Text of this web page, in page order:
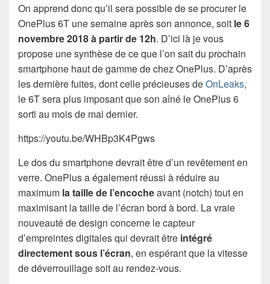
On apprend donc qu’il sera possible de se procurer le
OnePlus 6T une semaine après son annonce, soit le 6
novembre 2018 à partir de 12h. D’ici là je vous
propose une synthèse de ce que l’on sait du prochain
smartphone haut de gamme de chez OnePlus. D’après
les dernière fuites, dont celle précieuses deOnLeaks,
le 6T sera plus imposant que son aîné le OnePlus 6
sorti au mois de mai dernier.
https://youtu.be/WHBp3K4Pgws
Le dos du smartphone devrait être d’un revêtement en
verre. OnePlus a également réussi à réduire au
maximum la taille de l’encocheavant (notch) tout en
maximisant la taille de l’écran bord à bord. La vraie
nouveauté de design concerne le capteur
d’empreintes digitales qui devrait être intégré
directement sous l’écran, en espérant que la vitesse
de déverrouillage soit au rendez-vous.